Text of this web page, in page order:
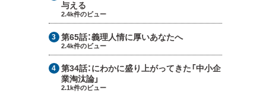
与える
2.4k件のビュー
第65話：義理人情に厚いあなたへ
2.4k件のビュー
第34話：にわかに盛り上がってきた「中小企
業淘汰論」
2.1k件のビュー